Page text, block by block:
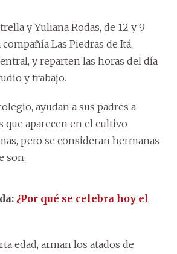
y Yuliana Rodas, de 12 y 9
Las Piedras de Itá,
y reparten las horas del día
y trabajo.
ayudan a sus padres a
que aparecen en el cultivo
pero se consideran hermanas
son.
¿Por qué se celebra hoy el
edad, arman los atados de